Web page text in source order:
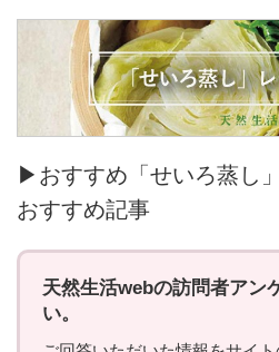
▶おすすめ「せいろ蒸し
おすすめ記事